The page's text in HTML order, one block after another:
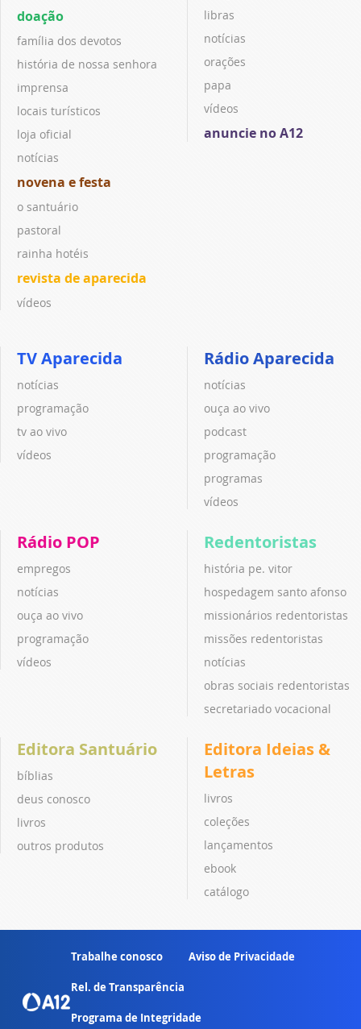
doação
família dos devotos
história de nossa senhora
imprensa
locais turísticos
loja oficial
notícias
novena e festa
o santuário
pastoral
rainha hotéis
revista de aparecida
vídeos
libras
notícias
orações
papa
vídeos
anuncie no A12
TV Aparecida
notícias
programação
tv ao vivo
vídeos
Rádio Aparecida
notícias
ouça ao vivo
podcast
programação
programas
vídeos
Rádio POP
empregos
notícias
ouça ao vivo
programação
vídeos
Redentoristas
história pe. vitor
hospedagem santo afonso
missionários redentoristas
missões redentoristas
notícias
obras sociais redentoristas
secretariado vocacional
Editora Santuário
bíblias
deus conosco
livros
outros produtos
Editora Ideias &
Letras
livros
coleções
lançamentos
ebook
catálogo
Trabalhe conosco Aviso de Privacidade
Rel. de Transparência
Programa de Integridade